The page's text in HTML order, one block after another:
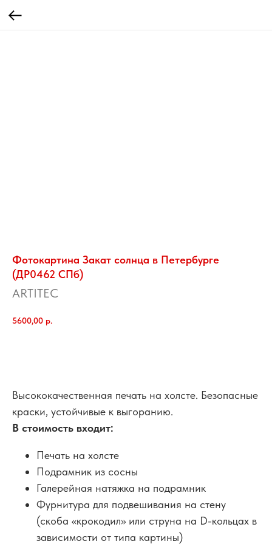
Фотокартина Закат солнца в Петербурге
(ДР0462 СПб)
ARTITEC
5600,00 р.
Высококачественная печать на холсте. Безопасные
краски, устойчивые к выгоранию.
В стоимость входит:
Печать на холсте
Подрамник из сосны
Галерейная натяжка на подрамник
Фурнитура для подвешивания на стену
(скоба «крокодил» или струна на D-кольцах в
зависимости от типа картины)